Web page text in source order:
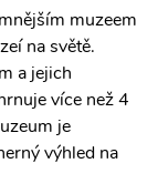
muzeem
na světě.
a jejich
více než 4
je
výhled na